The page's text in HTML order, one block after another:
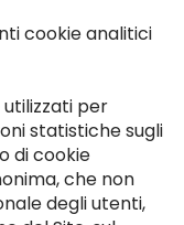
cookie analitici
utilizzati per
statistiche sugli
di cookie
che non
degli utenti,